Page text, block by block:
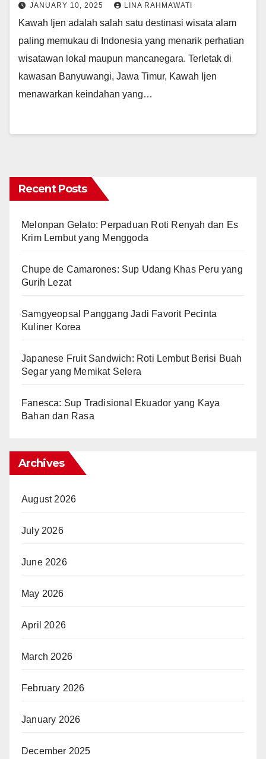
JANUARY 10, 2025 LINA RAHMAWATI
Kawah Ijen adalah salah satu destinasi wisata alam
paling memukau di Indonesia yang menarik perhatian
wisatawan lokal maupun mancanegara. Terletak di
kawasan Banyuwangi, Jawa Timur, Kawah Ijen
menawarkan keindahan yang…
Recent Posts
Melonpan Gelato: Perpaduan Roti Renyah dan Es
Krim Lembut yang Menggoda
Chupe de Camarones: Sup Udang Khas Peru yang
Gurih Lezat
Samgyeopsal Panggang Jadi Favorit Pecinta
Kuliner Korea
Japanese Fruit Sandwich: Roti Lembut Berisi Buah
Segar yang Memikat Selera
Fanesca: Sup Tradisional Ekuador yang Kaya
Bahan dan Rasa
Archives
August 2026
July 2026
June 2026
May 2026
April 2026
March 2026
February 2026
January 2026
December 2025